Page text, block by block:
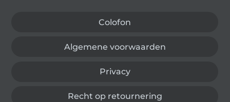
Colofon
Algemene voorwaarden
Privacy
Recht op retournering